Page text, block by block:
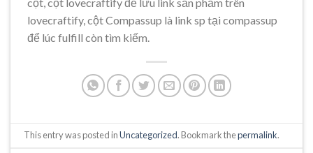
lovecraftify, cột Compassup là link sp tại compassup
để lúc fulfill còn tìm kiếm.
This entry was posted inUncategorized. Bookmark thepermalink.